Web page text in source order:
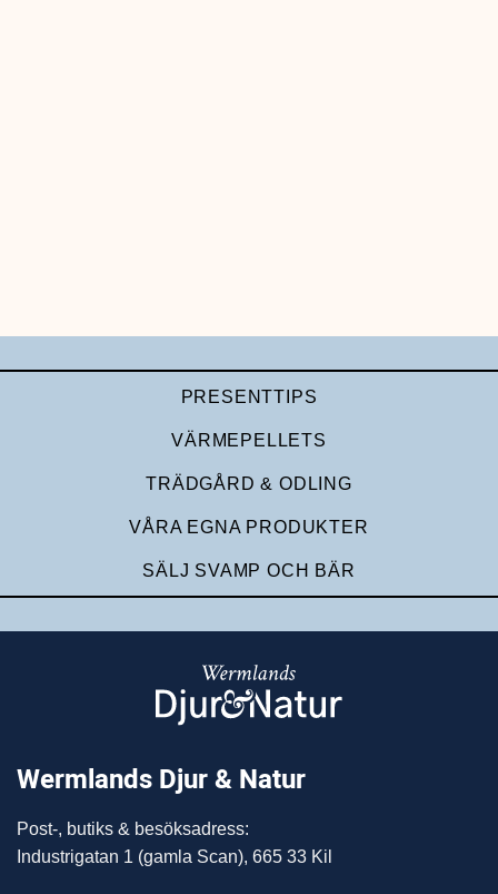
PRESENTTIPS
VÄRMEPELLETS
TRÄDGÅRD & ODLING
VÅRA EGNA PRODUKTER
SÄLJ SVAMP OCH BÄR
Wermlands Djur & Natur
Post-, butiks & besöksadress:
Industrigatan 1 (gamla Scan), 665 33 Kil